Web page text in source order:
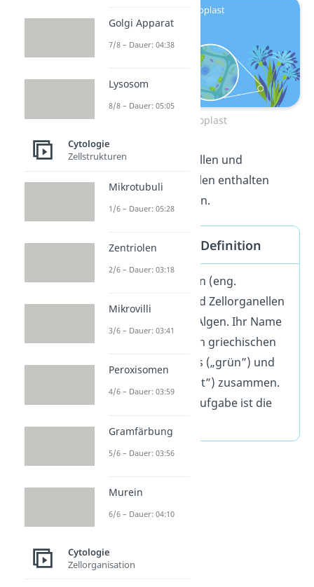
Chloroplast
Aufgepasst:
Tierzellen und
prokaryotische Zellen enthalten
Chloroplasten.
Chloroplasten Definition
Die Chloroplasten (eng.
chloroplasts) sind Zellorganellen
in Pflanzen und Algen. Ihr Name
setzt sich aus den griechischen
Begriffen chlōrós („grün”) und
plastós („geformt”) zusammen.
Ihre wichtigste Aufgabe ist die
Golgi Apparat
7/8 – Dauer: 04:38
Lysosom
8/8 – Dauer: 05:05
Cytologie
Zellstrukturen
Mikrotubuli
1/6 – Dauer: 05:28
Zentriolen
2/6 – Dauer: 03:18
Mikrovilli
3/6 – Dauer: 03:41
Peroxisomen
4/6 – Dauer: 03:59
Gramfärbung
5/6 – Dauer: 03:56
Murein
6/6 – Dauer: 04:10
Cytologie
Zellorganisation